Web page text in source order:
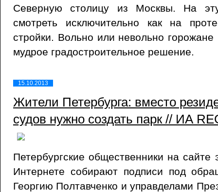
Северную столицу из Москвы. На
смотреть исключительно как на
стройки. Вольно или невольно
мудрое градостроительное решение.
15.10.2013
Жители Петербурга: вместо
судов нужно создать парк // ИА
Петербургские общественники на сайте
Интернете собирают подписи под
Георгию Полтавченко и управделами